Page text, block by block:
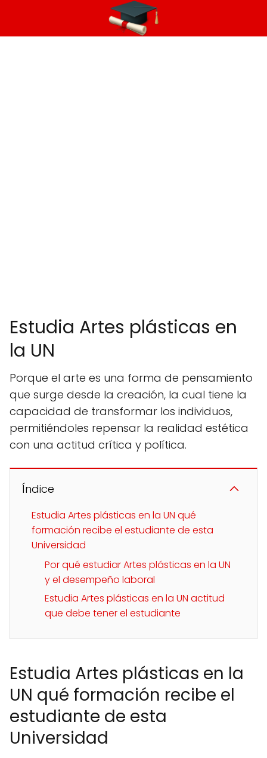
Estudia Artes plásticas en
la UN
Porque el arte es una forma de pensamiento
que surge desde la creación, la cual tiene la
capacidad de transformar los individuos,
permitiéndoles repensar la realidad estética
con una actitud crítica y política.
Índice
Estudia Artes plásticas en la UN qué
formación recibe el estudiante de esta
Universidad
Por qué estudiar Artes plásticas en la UN
y el desempeño laboral
Estudia Artes plásticas en la UN actitud
que debe tener el estudiante
Estudia Artes plásticas en la
UN qué formación recibe el
estudiante de esta
Universidad